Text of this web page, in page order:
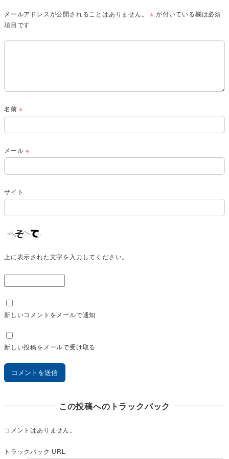
メールアドレスが公開されることはありません。 ※ が付いている欄は必須
項目です
名前※
メール※
サイト
上に表示された文字を入力してください。
新しいコメントをメールで通知
新しい投稿をメールで受け取る
この投稿へのトラックバック
コメントはありません。
トラックバック URL